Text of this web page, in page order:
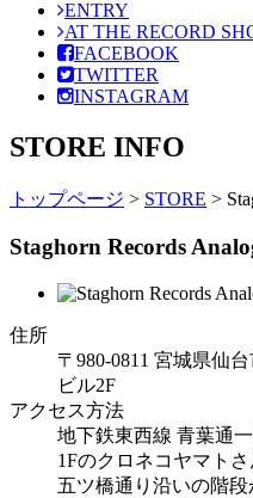
ENTRY
AT THE RECORD
FACEBOOK
TWITTER
INSTAGRAM
STORE INFO
トップページ > STORE >
Staghorn Records
住所
〒980-0811 宮城県仙
ビル2F
アクセス方法
地下鉄東西線 青葉通
1Fのクロネコヤマト
五ツ橋通り沿いの階段